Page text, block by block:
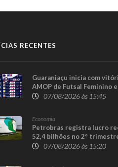
RECENTES
Guaraniaçu inicia com
AMOP de Futsal Feminino
07/08/2026 às 15:45
Economia
Petrobras registra lucro
52,4 bilhões no 2º
afasta tese de defasagem
07/08/2026 às 15:20